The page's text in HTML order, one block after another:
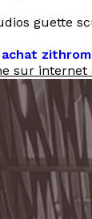
guette
achat
sur internet